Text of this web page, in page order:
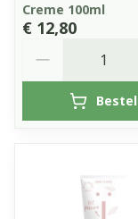
Creme 100ml
€ 12,80
Bestel